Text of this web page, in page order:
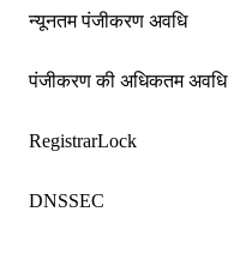
न्यूनतम पंजीकरण अवधि
पंजीकरण की अधिकतम अवधि
RegistrarLock
DNSSEC